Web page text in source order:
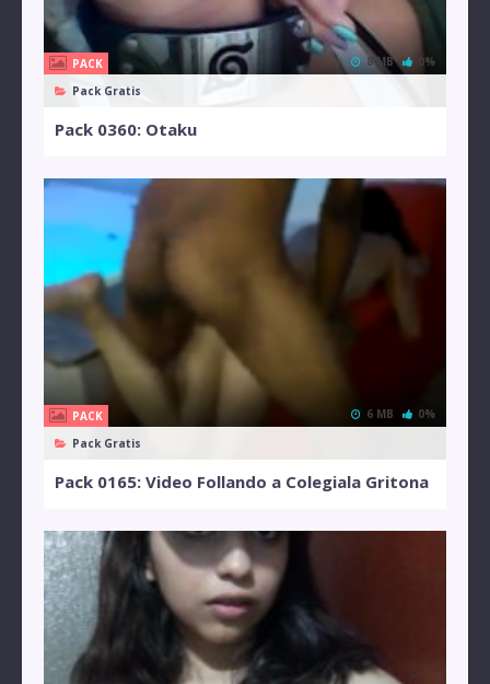
PACK
Pack Gratis
8 MB 0%
Pack 0360: Otaku
PACK
Pack Gratis
6 MB 0%
Pack 0165: Video Follando a Colegiala Gritona